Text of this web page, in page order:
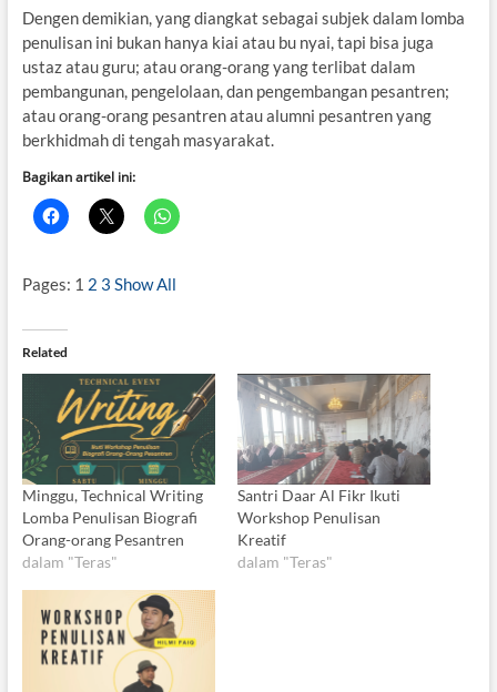
Dengen demikian, yang diangkat sebagai subjek dalam lomba
penulisan ini bukan hanya kiai atau bu nyai, tapi bisa juga
ustaz atau guru; atau orang-orang yang terlibat dalam
pembangunan, pengelolaan, dan pengembangan pesantren;
atau orang-orang pesantren atau alumni pesantren yang
berkhidmah di tengah masyarakat.
Bagikan artikel ini:
Pages: 1 2 3 Show All
Related
Minggu, Technical Writing
Lomba Penulisan Biografi
Orang-orang Pesantren
dalam "Teras"
Santri Daar Al Fikr Ikuti
Workshop Penulisan
Kreatif
dalam "Teras"